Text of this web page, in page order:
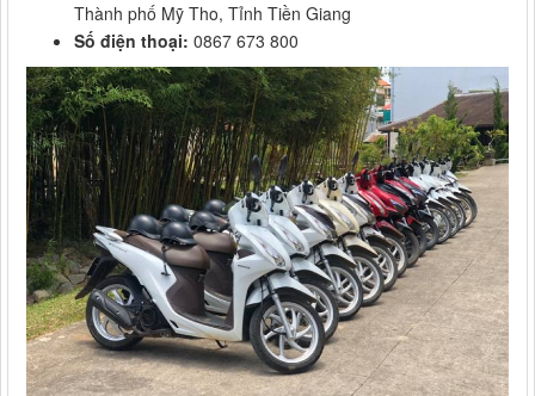
Thành phố Mỹ Tho, Tỉnh Tiền Giang
Số điện thoại: 0867 673 800